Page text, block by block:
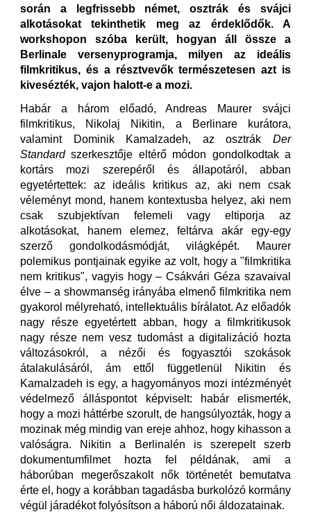
során a legfrissebb német, osztrák és svájci
alkotásokat tekinthetik meg az érdeklődők. A
workshopon szóba került, hogyan áll össze a
Berlinale versenyprogramja, milyen az ideális
filmkritikus, és a résztvevők természetesen azt is
kivesézték, vajon halott-e a mozi.
Habár a három előadó, Andreas Maurer svájci
filmkritikus, Nikolaj Nikitin, a Berlinare kurátora,
valamint Dominik Kamalzadeh, az osztrák Der
Standardszerkesztője eltérő módon gondolkodtak a
kortárs mozi szerepéről és állapotáról, abban
egyetértettek: az ideális kritikus az, aki nem csak
véleményt mond, hanem kontextusba helyez, aki nem
csak szubjektívan felemeli vagy eltiporja az
alkotásokat, hanem elemez, feltárva akár egy-egy
szerző gondolkodásmódját, világképét. Maurer
polemikus pontjainak egyike az volt, hogy a "filmkritika
nem kritikus", vagyis hogy – Csákvári Géza szavaival
élve – a showmanség irányába elmenő filmkritika nem
gyakorol mélyreható, intellektuális bírálatot. Az előadók
nagy része egyetértett abban, hogy a filmkritikusok
nagy része nem vesz tudomást a digitalizáció hozta
változásokról, a nézői és fogyasztói szokások
átalakulásáról, ám ettől függetlenül Nikitin és
Kamalzadeh is egy, a hagyományos mozi intézményét
védelmező álláspontot képviselt: habár elismerték,
hogy a mozi háttérbe szorult, de hangsúlyozták, hogy a
mozinak még mindig van ereje ahhoz, hogy kihasson a
valóságra. Nikitin a Berlinalén is szerepelt szerb
dokumentumfilmet hozta fel példának, ami a
háborúban megerőszakolt nők történetét bemutatva
érte el, hogy a korábban tagadásba burkolózó kormány
végül járadékot folyósítson a háború női áldozatainak.